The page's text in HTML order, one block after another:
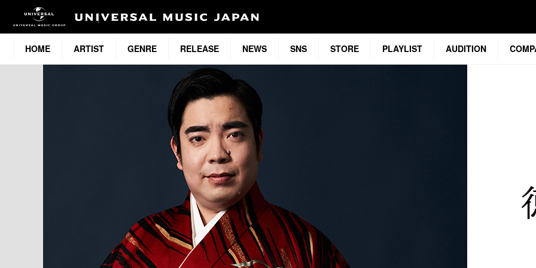
HOME ARTIST GENRE RELEASE NEWS SNS STORE PLAYLIST AUDITION